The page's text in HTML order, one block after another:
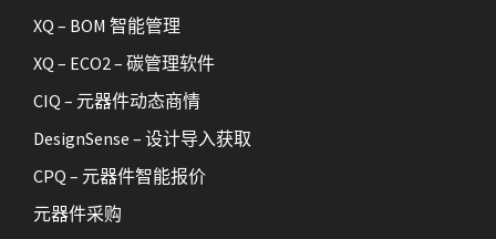
XQ – BOM 智能管理
XQ – ECO2 – 碳管理软件
CIQ – 元器件动态商情
DesignSense – 设计导入获取
CPQ – 元器件智能报价
元器件采购